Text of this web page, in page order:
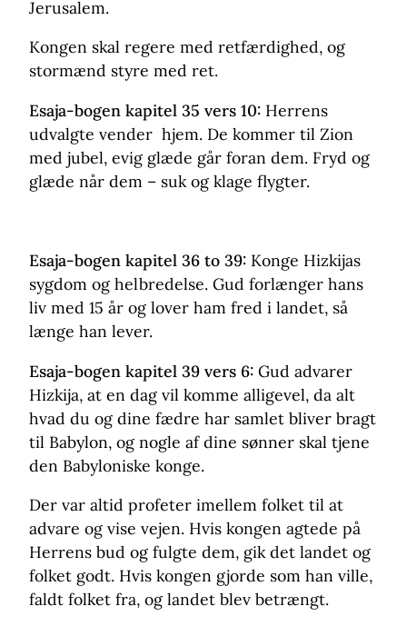
Jerusalem.
Kongen skal regere med retfærdighed, og
stormænd styre med ret.
Esaja-bogen kapitel 35 vers 10: Herrens
udvalgte vender hjem. De kommer til Zion
med jubel, evig glæde går foran dem. Fryd og
glæde når dem – suk og klage flygter.
Esaja-bogen kapitel 36 to 39: Konge Hizkijas
sygdom og helbredelse. Gud forlænger hans
liv med 15 år og lover ham fred i landet, så
længe han lever.
Esaja-bogen kapitel 39 vers 6: Gud advarer
Hizkija, at en dag vil komme alligevel, da alt
hvad du og dine fædre har samlet bliver bragt
til Babylon, og nogle af dine sønner skal tjene
den Babyloniske konge.
Der var altid profeter imellem folket til at
advare og vise vejen. Hvis kongen agtede på
Herrens bud og fulgte dem, gik det landet og
folket godt. Hvis kongen gjorde som han ville,
faldt folket fra, og landet blev betrængt.